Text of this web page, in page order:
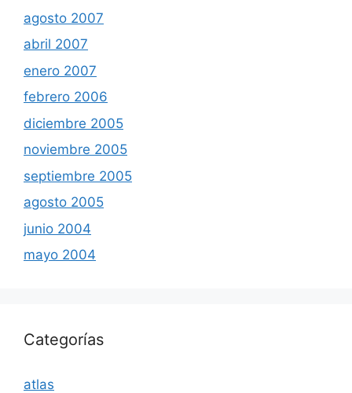
agosto 2007
abril 2007
enero 2007
febrero 2006
diciembre 2005
noviembre 2005
septiembre 2005
agosto 2005
junio 2004
mayo 2004
Categorías
atlas